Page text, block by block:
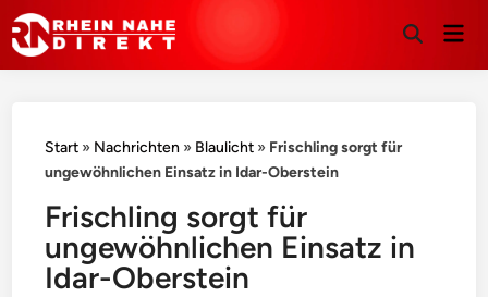
Suche
Start » Nachrichten » Blaulicht » Frischling sorgt für
ungewöhnlichen Einsatz in Idar-Oberstein
Frischling sorgt für
ungewöhnlichen Einsatz in
Idar-Oberstein